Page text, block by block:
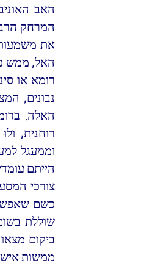
האב
המרחק
את
האל, ממש
רומא או
נבונים,
האלה.
רוחנית,
וממעגל
הייתם
צורכי
כשם
שוללת
ביקום
ממשות